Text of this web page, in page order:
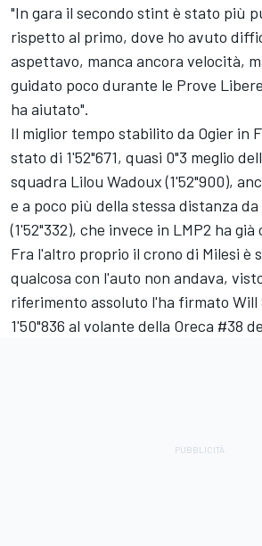
"In gara il secondo stint è stato più
rispetto al primo, dove ho avuto
aspettavo, manca ancora velocità,
guidato poco durante le Prove
ha aiutato".
Il miglior tempo stabilito da Ogier in
stato di 1'52"671, quasi 0"3 meglio
squadra Lilou Wadoux(1'52"900),
e a poco più della stessa distanza da
(1'52"332), che invece in LMP2 ha
Fra l'altro proprio il crono di Milesi è
qualcosa con l'auto non andava,
riferimento assoluto l'ha firmato Will
1'50"836 al volante della Oreca #38